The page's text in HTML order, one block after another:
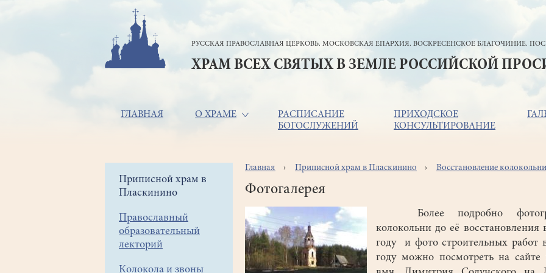
РУССКАЯ ПРАВОСЛАВНАЯ ЦЕРКОВЬ. МОСКОВСКАЯ ЕПАРХИЯ. ВОСКРЕСЕНСКОЕ БЛАГОЧИНИЕ.
ХРАМ ВСЕХ СВЯТЫХ В ЗЕМЛЕ РОССИЙСКОЙ
Основная
ГЛАВНАЯ О ХРАМЕ
РАСПИСАНИЕ
БОГОСЛУЖЕНИЙ
ПРИХОДСКОЕ
КОНСУЛЬТИРОВАНИЕ
Боковое
меню
Приписной храм в
Пласкинино
Православный
образовательный
лекторий
Колокола и звоны
Строка
навигации
Главная Приписной храм в Пласкинино Восстановление колокольни
Фотогалерея
Более подробно
колокольни до её восстановления
году и фото строительных работ
году можно посмотреть на сайте